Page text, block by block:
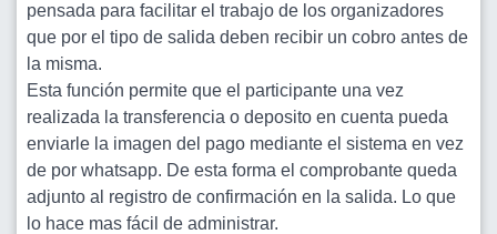
pensada para facilitar el trabajo de los organizadores
que por el tipo de salida deben recibir un cobro antes de
la misma.
Esta función permite que el participante una vez
realizada la transferencia o deposito en cuenta pueda
enviarle la imagen del pago mediante el sistema en vez
de por whatsapp. De esta forma el comprobante queda
adjunto al registro de confirmación en la salida. Lo que
lo hace mas fácil de administrar.